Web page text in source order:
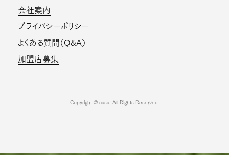
会社案内
プライバシーポリシー
よくある質問（Q&A）
加盟店募集
Copyright © casa. All Rights Reserved.